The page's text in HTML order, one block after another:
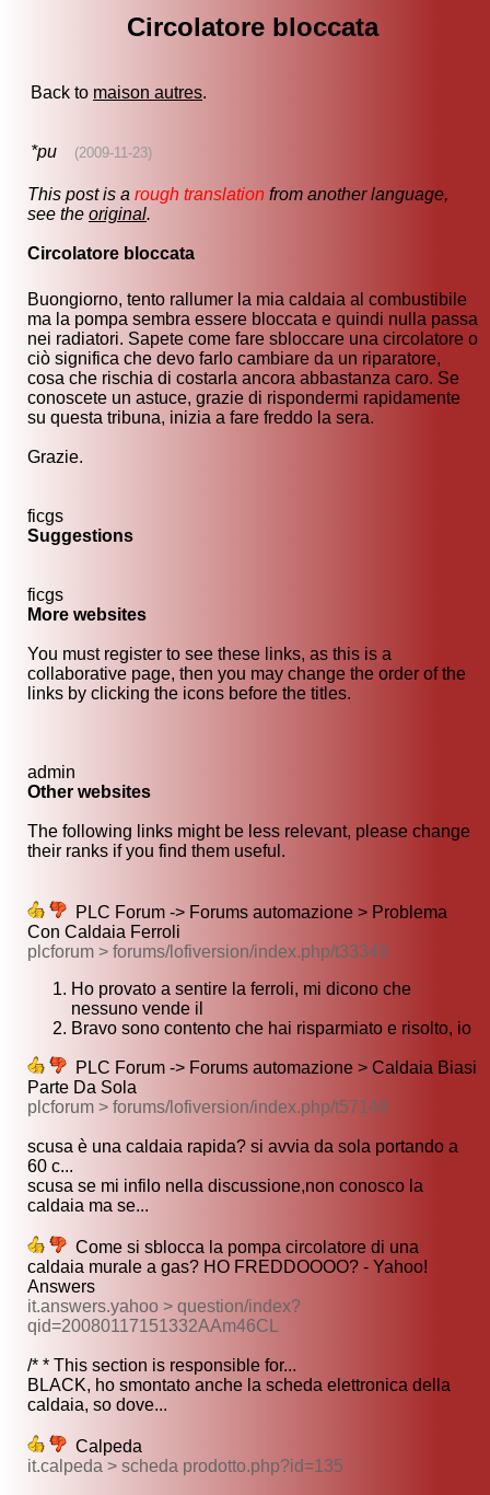
Circolatore bloccata
Back to maison autres.
*pu (2009-11-23)
This post is a rough translation from another language,
see the original.
Circolatore bloccata
Buongiorno, tento rallumer la mia caldaia al combustibile
ma la pompa sembra essere bloccata e quindi nulla passa
nei radiatori. Sapete come fare sbloccare una circolatore o
ciò significa che devo farlo cambiare da un riparatore,
cosa che rischia di costarla ancora abbastanza caro. Se
conoscete un astuce, grazie di rispondermi rapidamente
su questa tribuna, inizia a fare freddo la sera.
Grazie.
ficgs
Suggestions
ficgs
More websites
You must register to see these links, as this is a
collaborative page, then you may change the order of the
links by clicking the icons before the titles.
admin
Other websites
The following links might be less relevant, please change
their ranks if you find them useful.
PLC Forum -> Forums automazione > Problema
Con Caldaia Ferroli
plcforum > forums/lofiversion/index.php/t33349
Ho provato a sentire la ferroli, mi dicono che
nessuno vende il
Bravo sono contento che hai risparmiato e risolto, io
PLC Forum -> Forums automazione > Caldaia Biasi
Parte Da Sola
plcforum > forums/lofiversion/index.php/t57148
scusa è una caldaia rapida? si avvia da sola portando a
60 c...
scusa se mi infilo nella discussione,non conosco la
caldaia ma se...
Come si sblocca la pompa circolatore di una
caldaia murale a gas? HO FREDDOOOO? - Yahoo!
Answers
it.answers.yahoo > question/index?
qid=20080117151332AAm46CL
/* * This section is responsible for...
BLACK, ho smontato anche la scheda elettronica della
caldaia, so dove...
Calpeda
it.calpeda > scheda prodotto.php?id=135